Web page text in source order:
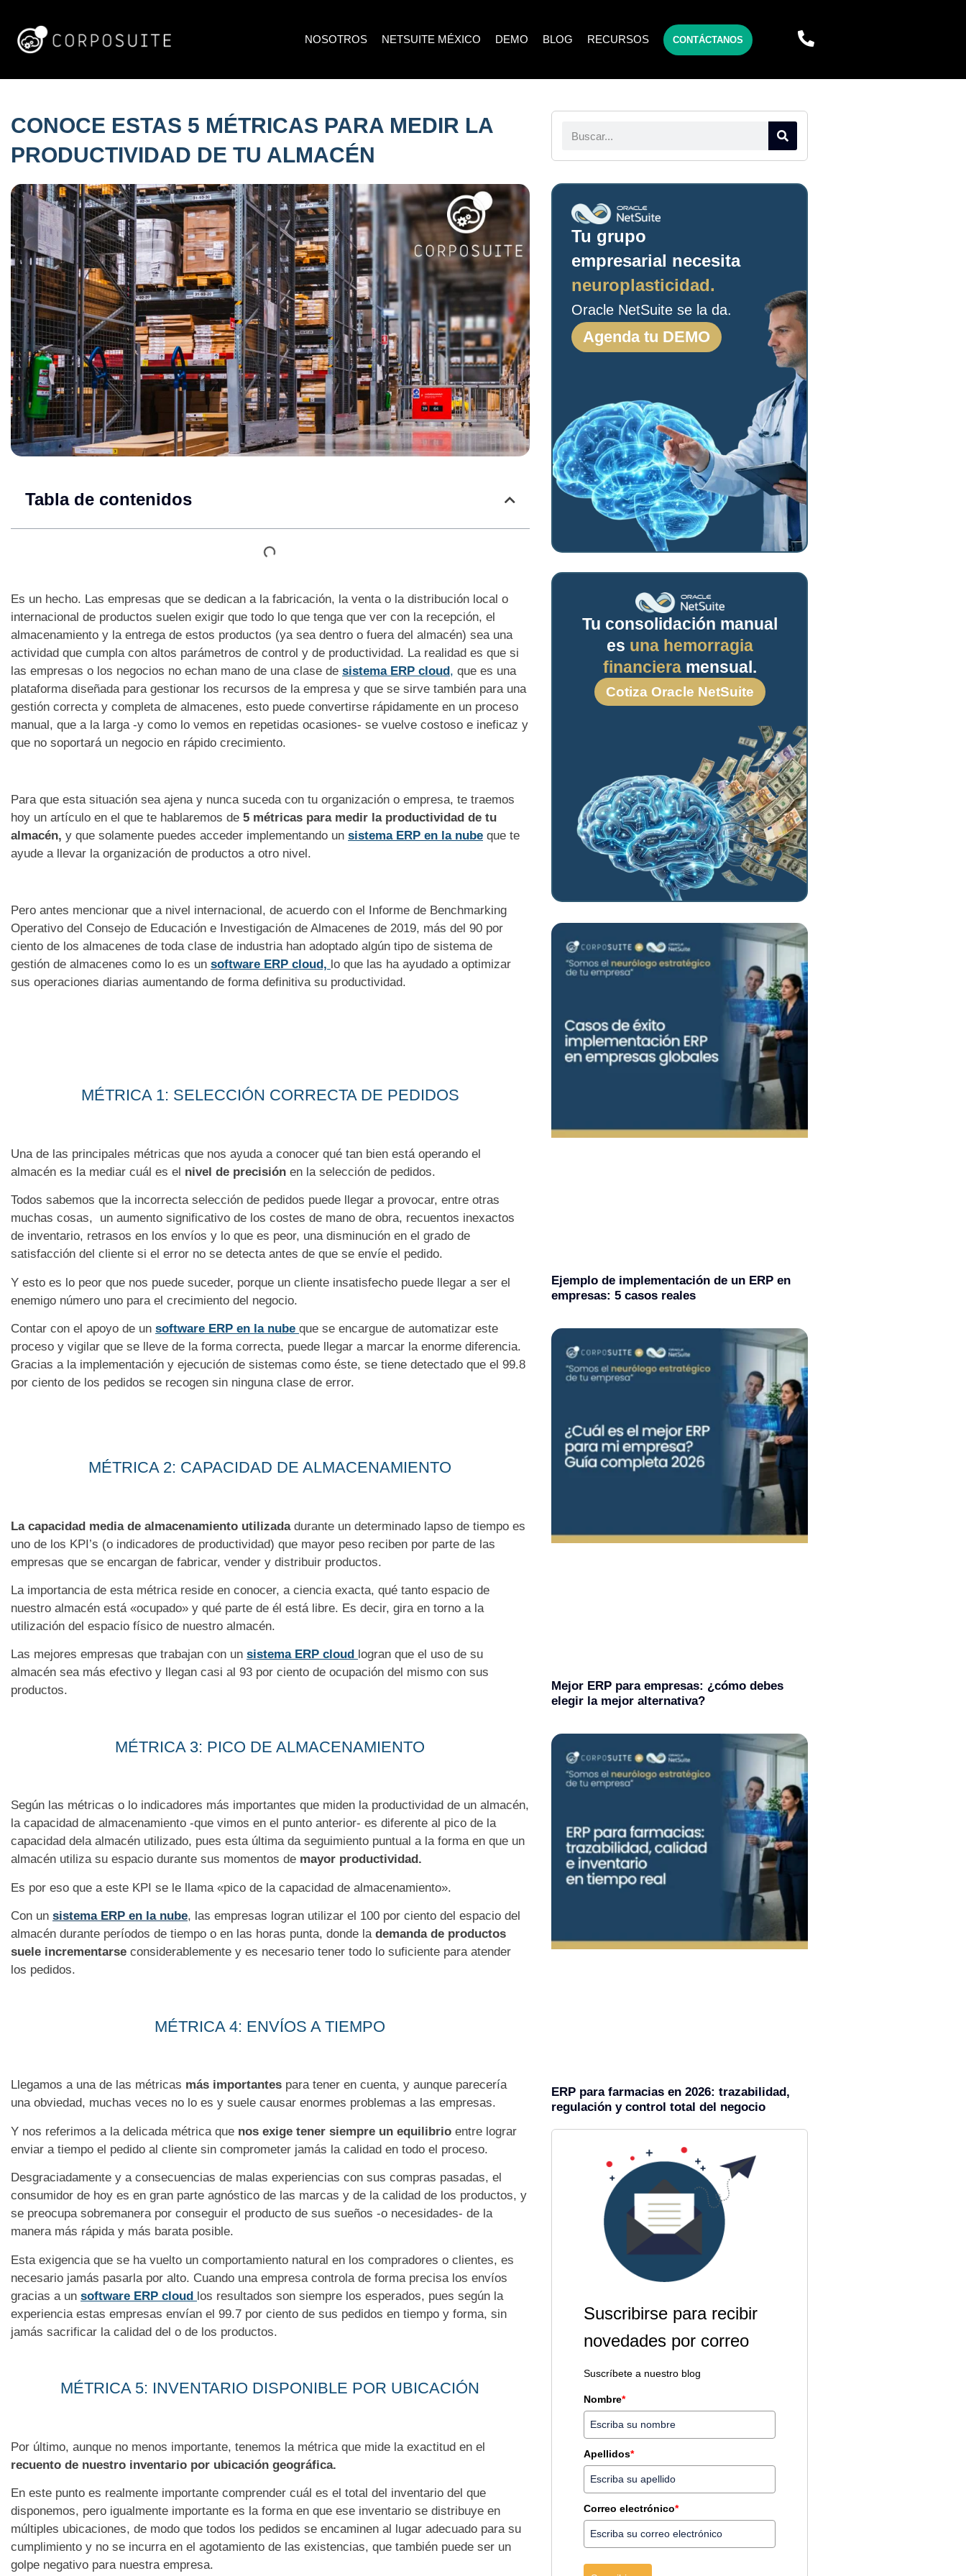
NOSOTROS NETSUITE MÉXICO DEMO BLOG RECURSOS CONTÁCTANOS
CONOCE ESTAS 5 MÉTRICAS PARA MEDIR LA
PRODUCTIVIDAD DE TU ALMACÉN
Tabla de contenidos
Es un hecho. Las empresas que se dedican a la fabricación, la venta o la distribución local o
internacional de productos suelen exigir que todo lo que tenga que ver con la recepción, el
almacenamiento y la entrega de estos productos (ya sea dentro o fuera del almacén) sea una
actividad que cumpla con altos parámetros de control y de productividad. La realidad es que si
las empresas o los negocios no echan mano de una clase de sistema ERP cloud , que es una
plataforma diseñada para gestionar los recursos de la empresa y que se sirve también para una
gestión correcta y completa de almacenes, esto puede convertirse rápidamente en un proceso
manual, que a la larga -y como lo vemos en repetidas ocasiones- se vuelve costoso e ineficaz y
que no soportará un negocio en rápido crecimiento.
Para que esta situación sea ajena y nunca suceda con tu organización o empresa, te traemos
hoy un artículo en el que te hablaremos de 5 métricas para medir la productividad de tu
almacén, y que solamente puedes acceder implementando un sistema ERP en la nube que te
ayude a llevar la organización de productos a otro nivel.
Pero antes mencionar que a nivel internacional, de acuerdo con el Informe de Benchmarking
Operativo del Consejo de Educación e Investigación de Almacenes de 2019, más del 90 por
ciento de los almacenes de toda clase de industria han adoptado algún tipo de sistema de
gestión de almacenes como lo es un software ERP cloud, lo que las ha ayudado a optimizar
sus operaciones diarias aumentando de forma definitiva su productividad.
MÉTRICA 1: SELECCIÓN CORRECTA DE PEDIDOS
Una de las principales métricas que nos ayuda a conocer qué tan bien está operando el
almacén es la mediar cuál es el nivel de precisión en la selección de pedidos.
Todos sabemos que la incorrecta selección de pedidos puede llegar a provocar, entre otras
muchas cosas, un aumento significativo de los costes de mano de obra, recuentos inexactos
de inventario, retrasos en los envíos y lo que es peor, una disminución en el grado de
satisfacción del cliente si el error no se detecta antes de que se envíe el pedido.
Y esto es lo peor que nos puede suceder, porque un cliente insatisfecho puede llegar a ser el
enemigo número uno para el crecimiento del negocio.
Contar con el apoyo de un software ERP en la nube que se encargue de automatizar este
proceso y vigilar que se lleve de la forma correcta, puede llegar a marcar la enorme diferencia.
Gracias a la implementación y ejecución de sistemas como éste, se tiene detectado que el 99.8
por ciento de los pedidos se recogen sin ninguna clase de error.
MÉTRICA 2: CAPACIDAD DE ALMACENAMIENTO
La capacidad media de almacenamiento utilizadadurante un determinado lapso de tiempo es
uno de los KPI’s (o indicadores de productividad) que mayor peso reciben por parte de las
empresas que se encargan de fabricar, vender y distribuir productos.
La importancia de esta métrica reside en conocer, a ciencia exacta, qué tanto espacio de
nuestro almacén está «ocupado» y qué parte de él está libre. Es decir, gira en torno a la
utilización del espacio físico de nuestro almacén.
Las mejores empresas que trabajan con un sistema ERP cloud
logran que el uso de su
almacén sea más efectivo y llegan casi al 93 por ciento de ocupación del mismo con sus
productos.
MÉTRICA 3: PICO DE ALMACENAMIENTO
Según las métricas o lo indicadores más importantes que miden la productividad de un almacén,
la capacidad de almacenamiento -que vimos en el punto anterior- es diferente al pico de la
capacidad dela almacén utilizado, pues esta última da seguimiento puntual a la forma en que un
almacén utiliza su espacio durante sus momentos de mayor productividad.
Es por eso que a este KPI se le llama «pico de la capacidad de almacenamiento».
Con un sistema ERP en la nube, las empresas logran utilizar el 100 por ciento del espacio del
almacén durante períodos de tiempo o en las horas punta, donde la demanda de productos
suele incrementarse considerablemente y es necesario tener todo lo suficiente para atender
los pedidos.
MÉTRICA 4: ENVÍOS A TIEMPO
Llegamos a una de las métricas más importantes para tener en cuenta, y aunque parecería
una obviedad, muchas veces no lo es y suele causar enormes problemas a las empresas.
Y nos referimos a la delicada métrica que nos exige tener siempre un equilibrio entre lograr
enviar a tiempo el pedido al cliente sin comprometer jamás la calidad en todo el proceso.
Desgraciadamente y a consecuencias de malas experiencias con sus compras pasadas, el
consumidor de hoy es en gran parte agnóstico de las marcas y de la calidad de los productos, y
se preocupa sobremanera por conseguir el producto de sus sueños -o necesidades- de la
manera más rápida y más barata posible.
Esta exigencia que se ha vuelto un comportamiento natural en los compradores o clientes, es
necesario jamás pasarla por alto. Cuando una empresa controla de forma precisa los envíos
gracias a un software ERP cloud los resultados son siempre los esperados, pues según la
experiencia estas empresas envían el 99.7 por ciento de sus pedidos en tiempo y forma, sin
jamás sacrificar la calidad del o de los productos.
MÉTRICA 5: INVENTARIO DISPONIBLE POR UBICACIÓN
Por último, aunque no menos importante, tenemos la métrica que mide la exactitud en el
recuento de nuestro inventario por ubicación geográfica.
En este punto es realmente importante comprender cuál es el total del inventario del que
disponemos, pero igualmente importante es la forma en que ese inventario se distribuye en
múltiples ubicaciones, de modo que todos los pedidos se encaminen al lugar adecuado para su
cumplimiento y no se incurra en el agotamiento de las existencias, que también puede ser un
golpe negativo para nuestra empresa.
Tu grupo
empresarial necesita
neuroplasticidad.
Oracle NetSuite se la da.
Agenda tu DEMO
Tu consolidación manual
es una hemorragia
financieramensual.
Cotiza Oracle NetSuite
Ejemplo de implementación de un ERP en
empresas: 5 casos reales
Mejor ERP para empresas: ¿cómo debes
elegir la mejor alternativa?
ERP para farmacias en 2026: trazabilidad,
regulación y control total del negocio
Suscribirse para recibir
novedades por correo
Suscríbete a nuestro blog
Nombre*
Apellidos*
Correo electrónico*